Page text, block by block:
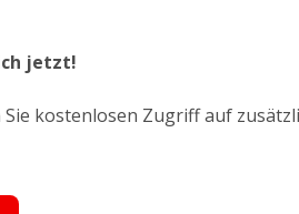
jetzt!
kostenlosen Zugriff auf